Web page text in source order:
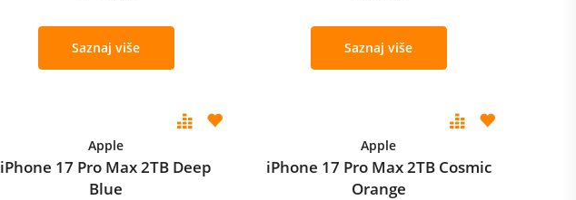
Saznaj više Saznaj više
Apple
iPhone 17 Pro Max 2TB Deep
Blue
Apple
iPhone 17 Pro Max 2TB Cosmic
Orange